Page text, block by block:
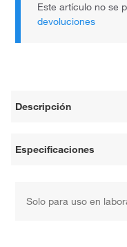
Este artículo no se
devoluciones
Descripción
Especificaciones
Solo para uso en